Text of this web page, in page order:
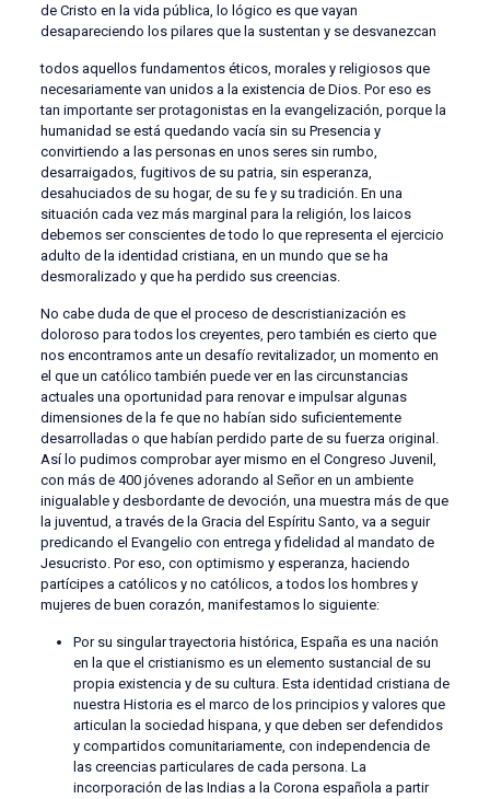
de Cristo en la vida pública, lo lógico es que vayan
desapareciendo los pilares que la sustentan y se desvanezcan
todos aquellos fundamentos éticos, morales y religiosos que
necesariamente van unidos a la existencia de Dios. Por eso es
tan importante ser protagonistas en la evangelización, porque la
humanidad se está quedando vacía sin su Presencia y
convirtiendo a las personas en unos seres sin rumbo,
desarraigados, fugitivos de su patria, sin esperanza,
desahuciados de su hogar, de su fe y su tradición. En una
situación cada vez más marginal para la religión, los laicos
debemos ser conscientes de todo lo que representa el ejercicio
adulto de la identidad cristiana, en un mundo que se ha
desmoralizado y que ha perdido sus creencias.
No cabe duda de que el proceso de descristianización es
doloroso para todos los creyentes, pero también es cierto que
nos encontramos ante un desafío revitalizador, un momento en
el que un católico también puede ver en las circunstancias
actuales una oportunidad para renovar e impulsar algunas
dimensiones de la fe que no habían sido suficientemente
desarrolladas o que habían perdido parte de su fuerza original.
Así lo pudimos comprobar ayer mismo en el Congreso Juvenil,
con más de 400 jóvenes adorando al Señor en un ambiente
inigualable y desbordante de devoción, una muestra más de que
la juventud, a través de la Gracia del Espíritu Santo, va a seguir
predicando el Evangelio con entrega y fidelidad al mandato de
Jesucristo. Por eso, con optimismo y esperanza, haciendo
partícipes a católicos y no católicos, a todos los hombres y
mujeres de buen corazón, manifestamos lo siguiente:
Por su singular trayectoria histórica, España es una nación
en la que el cristianismo es un elemento sustancial de su
propia existencia y de su cultura. Esta identidad cristiana de
nuestra Historia es el marco de los principios y valores que
articulan la sociedad hispana, y que deben ser defendidos
y compartidos comunitariamente, con independencia de
las creencias particulares de cada persona. La
incorporación de las Indias a la Corona española a partir